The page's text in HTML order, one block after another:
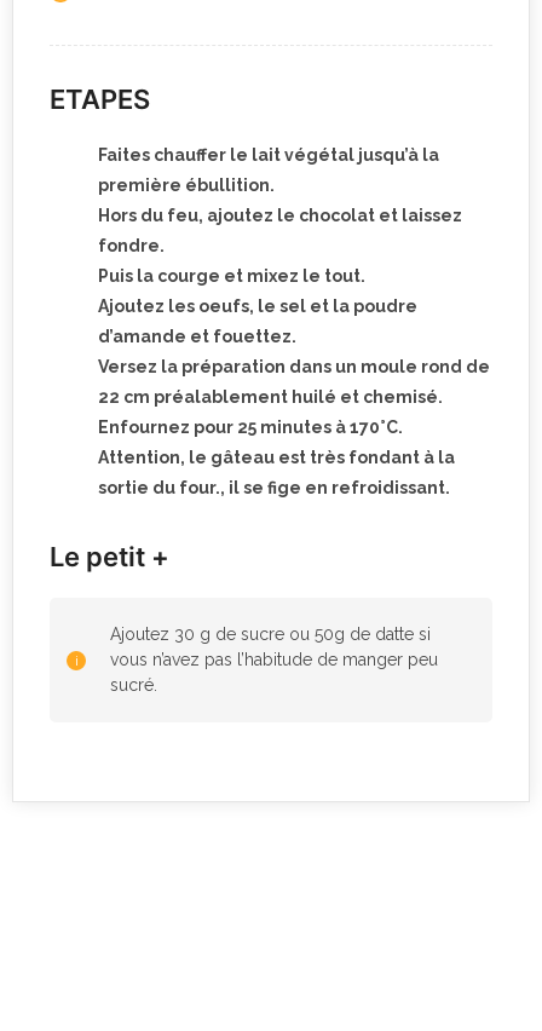
ETAPES
Faites chauffer le lait végétal jusqu’à la
première ébullition.
Hors du feu, ajoutez le chocolat et laissez
fondre.
Puis la courge et mixez le tout.
Ajoutez les oeufs, le sel et la poudre
d’amande et fouettez.
Versez la préparation dans un moule rond de
22 cm préalablement huilé et chemisé.
Enfournez pour 25 minutes à 170°C.
Attention, le gâteau est très fondant à la
sortie du four., il se fige en refroidissant.
Le petit +
Ajoutez 30 g de sucre ou 50g de datte si
vous n’avez pas l’habitude de manger peu
sucré.